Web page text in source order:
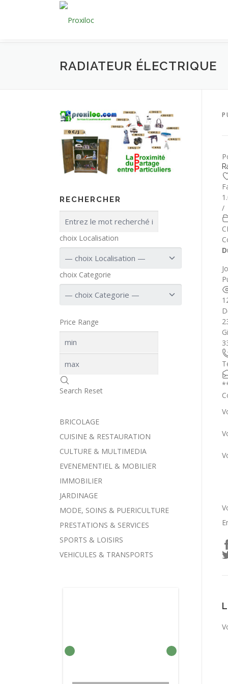
RADIATEUR ÉLECTRIQUE
/
RECHERCHER
choix Localisation
choix Categorie
Price Range
Search Reset
BRICOLAGE
CUISINE & RESTAURATION
CULTURE & MULTIMEDIA
EVENEMENTIEL & MOBILIER
IMMOBILIER
JARDINAGE
MODE, SOINS & PUERICULTURE
PRESTATIONS & SERVICES
SPORTS & LOISIRS
VEHICULES & TRANSPORTS
SUR BARRES
COMPRESSEUR DE
CHARGEUR
ADAPTABLE SUR
VOITURE MONOSPACE